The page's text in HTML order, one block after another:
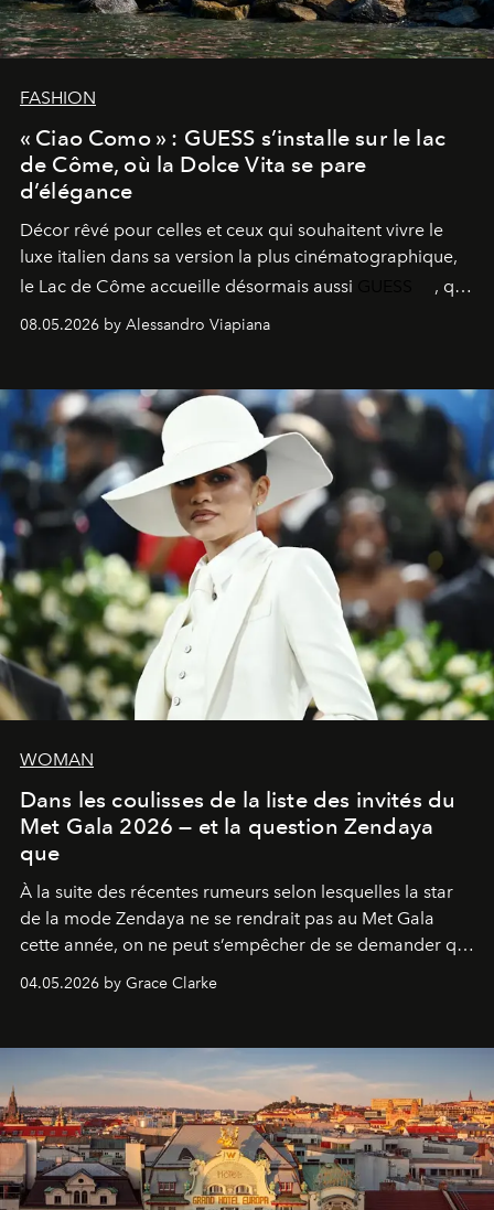
FASHION
« Ciao Como » : GUESS s’installe sur le lac
de Côme, où la Dolce Vita se pare
d’élégance
Décor rêvé pour celles et ceux qui souhaitent vivre le
luxe italien dans sa version la plus cinématographique,
le Lac de Côme accueille désormais aussi
, qui
signe un takeover entre boutiques, hôtels, bateaux et
fragrances. L’une des opérations de style les plus
08.05.2026 by Alessandro Viapiana
WOMAN
Dans les coulisses de la liste des invités du
Met Gala 2026 — et la question Zendaya
que
À la suite des récentes rumeurs selon lesquelles la star
de la mode Zendaya ne se rendrait pas au Met Gala
cette année, on ne peut s’empêcher de se demander qui
sera présent.
04.05.2026 by Grace Clarke